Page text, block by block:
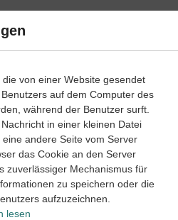
Anleitungsvideos
Klasse 4
von einer Website gesendet
auf dem Computer des
während der Benutzer surft.
in einer kleinen Datei
andere Seite vom Server
das Cookie an den Server
zuverlässiger Mechanismus für
zu speichern oder die
aufzuzeichnen.
lesen